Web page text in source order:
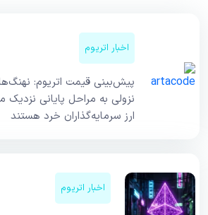
اخبار اتریوم
پیش‌بینی قیمت اتریوم: نهنگ‌ها
نزولی به مراحل پایانی
ارز سرمایه‌گذاران خرد هستند
اخبار اتریوم